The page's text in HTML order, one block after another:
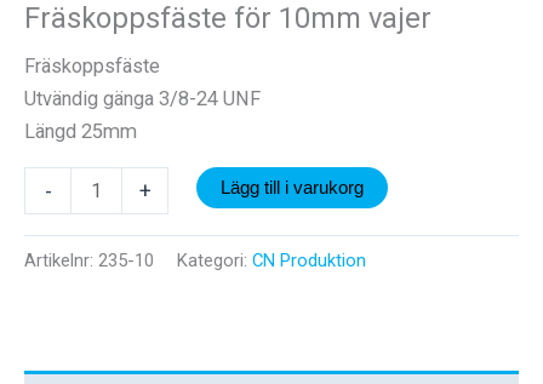
Fräskoppsfäste för 10mm vajer
Fräskoppsfäste
Utvändig gänga 3/8-24 UNF
Längd 25mm
-
Fräskoppsfäste
för
10mm
+ Lägg till i varukorg
Artikelnr: 235-10 Kategori: CN Produktion